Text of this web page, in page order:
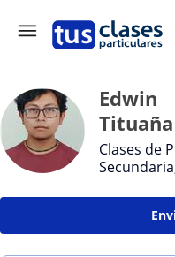
Edwin
Tituaña
Clases de